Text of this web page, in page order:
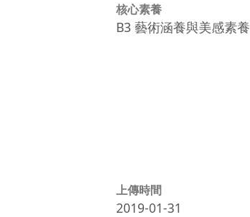
核心素養
B3 藝術涵養與美感素養
上傳時間
2019-01-31